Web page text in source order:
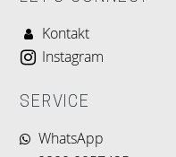
Kontakt
Instagram
SERVICE
WhatsApp